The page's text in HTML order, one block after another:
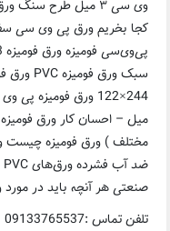
وی سی ۳ میل طرح
میل – احسان کار ورق
مختلف ) ورق فومیزه چیست
صنعتی هر آنچه باید در
تلفن تماس :09133765537